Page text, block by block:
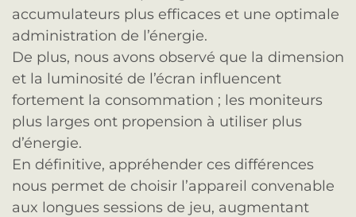
accumulateurs plus efficaces et une optimale
administration de l’énergie.
De plus, nous avons observé que la dimension
et la luminosité de l’écran influencent
fortement la consommation ; les moniteurs
plus larges ont propension à utiliser plus
d’énergie.
En définitive, appréhender ces différences
nous permet de choisir l’appareil convenable
aux longues sessions de jeu, augmentant